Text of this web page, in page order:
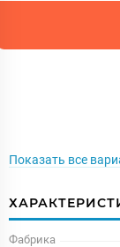
Показать все
Фабрика